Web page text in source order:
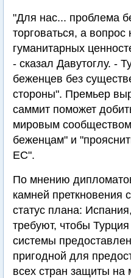
"Для нас... проблема
торговаться, а
гуманитарных
- сказал Давутоглу. -
беженцев без
стороны". Премьер
саммит поможет
мировым
беженцам" и
ЕС".
По мнению
камней преткновения
статус плана:
требуют, чтобы
системы
пригодной для
всех стран защиты